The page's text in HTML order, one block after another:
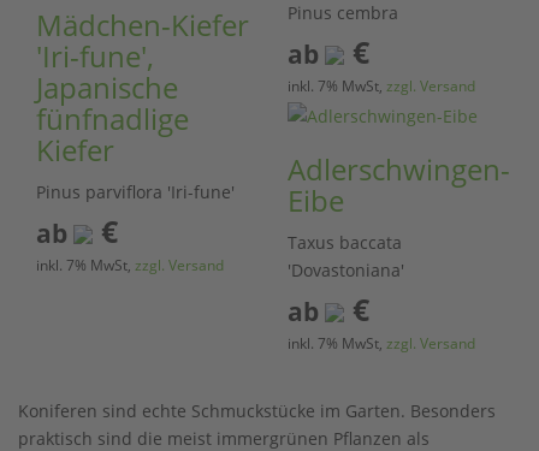
Mädchen-Kiefer
'Iri-fune',
Japanische
fünfnadlige
Kiefer
Pinus parviflora 'Iri-fune'
ab €
inkl. 7% MwSt, zzgl. Versand
Pinus cembra
ab €
inkl. 7% MwSt, zzgl. Versand
Adlerschwingen-
Eibe
Taxus baccata
'Dovastoniana'
ab €
inkl. 7% MwSt, zzgl. Versand
Koniferen sind echte Schmuckstücke im Garten. Besonders
praktisch sind die meist immergrünen Pflanzen als